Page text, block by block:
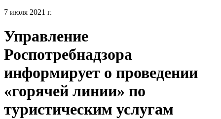
7 июля 2021 г.
Управление
Роспотребнадзора
информирует о проведении
«горячей линии» по
туристическим услугам